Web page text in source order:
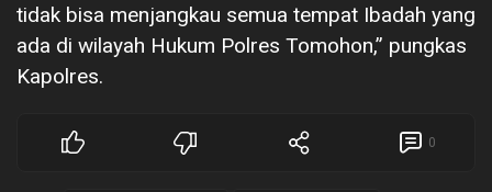
tidak bisa menjangkau semua tempat Ibadah yang
ada di wilayah Hukum Polres Tomohon,” pungkas
Kapolres.
0